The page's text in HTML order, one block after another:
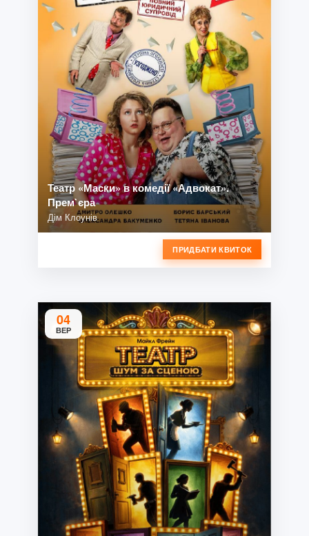
Театр «Маски» в комедії «Адвокат».
Прем`єра
Дім Клоунів
ПРИДБАТИ КВИТОК
04
ВЕР